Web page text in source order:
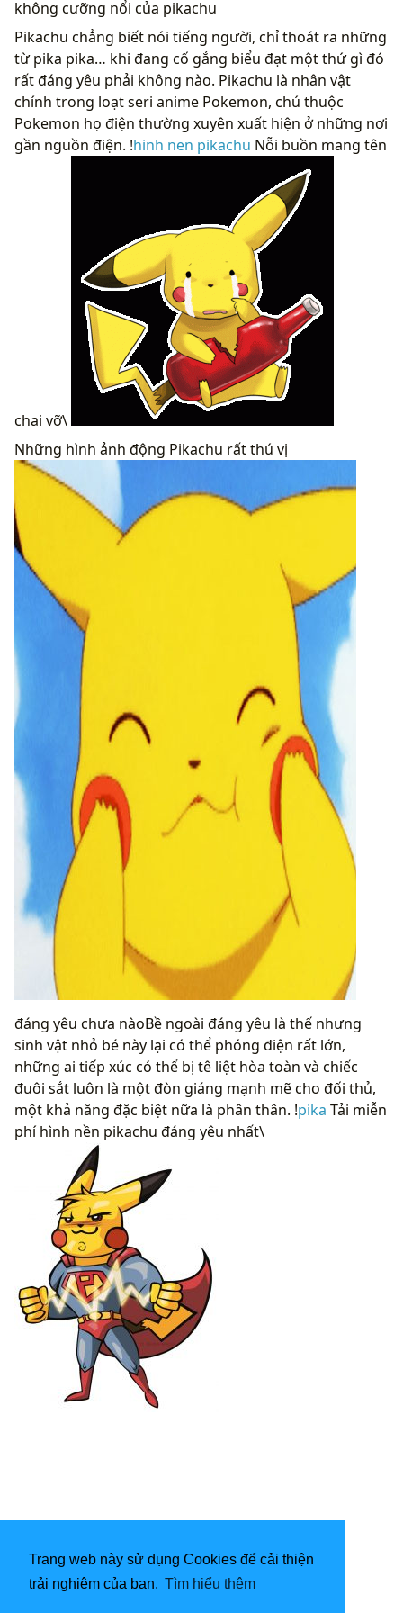
Trang web này sử dụng Cookies để cải thiện
trải nghiệm của bạn. Tìm hiểu thêm
không cưỡng nổi của pikachu
Pikachu chẳng biết nói tiếng người, chỉ thoát ra những
từ pika pika… khi đang cố gắng biểu đạt một thứ gì đó
rất đáng yêu phải không nào. Pikachu là nhân vật
chính trong loạt seri anime Pokemon, chú thuộc
Pokemon họ điện thường xuyên xuất hiện ở những nơi
gần nguồn điện. !hinh nen pikachu Nỗi buồn mang tên
chai vỡ\
Những hình ảnh động Pikachu rất thú vị
đáng yêu chưa nàoBề ngoài đáng yêu là thế nhưng
sinh vật nhỏ bé này lại có thể phóng điện rất lớn,
những ai tiếp xúc có thể bị tê liệt hòa toàn và chiếc
đuôi sắt luôn là một đòn giáng mạnh mẽ cho đối thủ,
một khả năng đặc biệt nữa là phân thân. !pika Tải miễn
phí hình nền pikachu đáng yêu nhất\